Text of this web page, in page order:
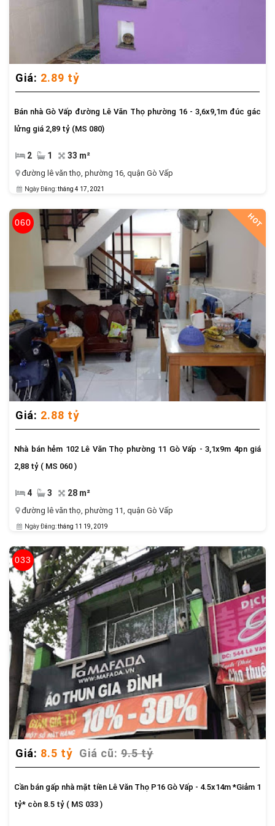
Giới Thiệu
Nhà Bán Gò Vấp
Tin tức, tư vấn
Tiện ích
Giá: 2.89 tỷ
Bán nhà Gò Vấp đường Lê Văn Thọ phường 16 - 3,6x9,1m đúc gác
lửng giá 2,89 tỷ (MS 080)
2 1 33 m²
đường lê văn thọ phường 16 quận Gò Vấp
Ngày Đăng:tháng 4 17, 2021
060 HOT
Giá: 2.88 tỷ
Nhà bán hẻm 102 Lê Văn Thọ phường 11 Gò Vấp - 3,1x9m 4pn giá
2,88 tỷ ( MS 060 )
4 3 28 m²
đường lê văn thọ, phường 11, quận Gò Vấp
Ngày Đăng:tháng 11 19, 2019
033
Giá: 8.5 tỷ Giá cũ: 9.5 tỷ
Cần bán gấp nhà mặt tiền Lê Văn Thọ P16 Gò Vấp - 4.5x14m *Giảm 1
tỷ* còn 8.5 tỷ ( MS 033 )